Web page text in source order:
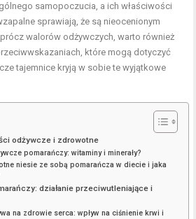
samopoczucia, a ich właściwości
sprawiają, że są nieocenionym
walorów odżywczych, warto również
które mogą dotyczyć
tajemnice kryją w sobie te wyjątkowe
odżywcze i zdrowotne
pomarańczy: witaminy i minerały?
niesie ze sobą pomarańcza w diecie i jaka
działanie przeciwutleniające i
na zdrowie serca: wpływ na ciśnienie krwi i